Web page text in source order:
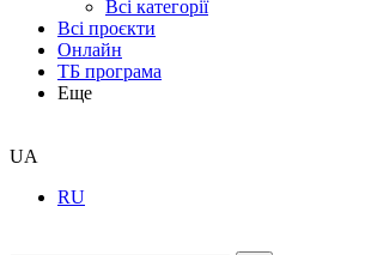
Всі категорії
Всі проєкти
Онлайн
ТБ програма
Еще
UA
RU